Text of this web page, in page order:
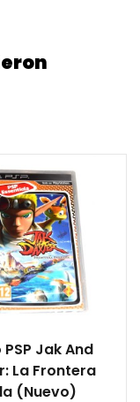
Jak And
La Frontera
(nuevo)